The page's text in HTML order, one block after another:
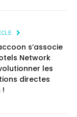
s’associe
Network
les
directes
!